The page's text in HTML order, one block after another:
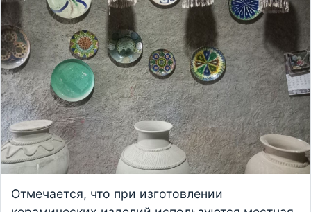
Отмечается, что при изготовлении